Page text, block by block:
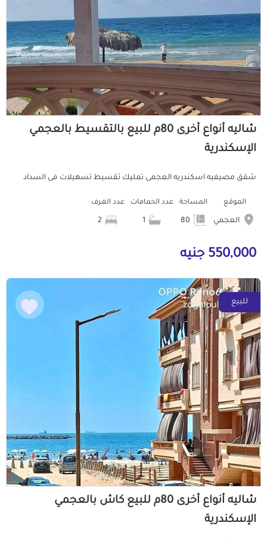
شاليه أنواع أخرى 80م للبيع بالتقسيط بالعجمي
الإسكندرية
شقق مصيفيه اسكندريه العجمى تمليك تقسيط تسهيلات فى السداد
الموقع
العجمي
المساحة عدد الحمامات عدد الغرف
550,000 جنيه
للبيع
شاليه أنواع أخرى 80م للبيع كاش بالعجمي
الإسكندرية